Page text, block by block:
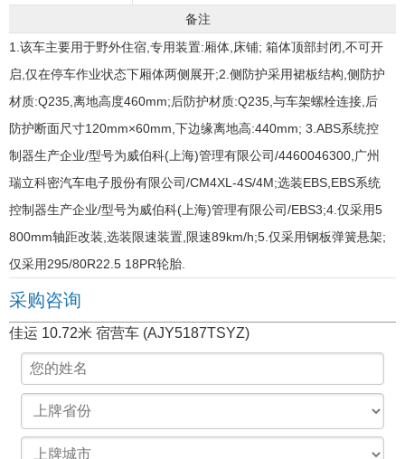
备注
1.该车主要用于野外住宿,专用装置:厢体,床铺; 箱体顶部封闭,不可开
启,仅在停车作业状态下厢体两侧展开;2.侧防护采用裙板结构,侧防护
材质:Q235,离地高度460mm;后防护材质:Q235,与车架螺栓连接,后
防护断面尺寸120mm×60mm,下边缘离地高:440mm; 3.ABS系统控
制器生产企业/型号为威伯科(上海)管理有限公司/4460046300,广州
瑞立科密汽车电子股份有限公司/CM4XL-4S/4M;选装EBS,EBS系统
控制器生产企业/型号为威伯科(上海)管理有限公司/EBS3;4.仅采用5
800mm轴距改装,选装限速装置,限速89km/h;5.仅采用钢板弹簧悬架;
仅采用295/80R22.5 18PR轮胎.
采购咨询
佳运 10.72米 宿营车 (AJY5187TSYZ)